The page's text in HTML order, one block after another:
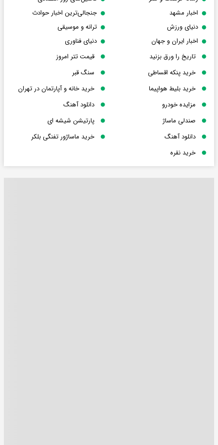
اخبار مشهد
جنجالی‌ترین اخبار حوادث
دنیای ورزش
ترانه و موسیقی
اخبار ایران و جهان
دنیای فناوری
تاریخ را ورق بزنید
قیمت تتر امروز
خرید پنکه اقساطی
سنگ قبر
خرید بلیط هواپیما
خرید خانه و آپارتمان در تهران
مزایده خودرو
دانلود آهنگ
صندلی ماساژ
پارتیشن شیشه ای
دانلود آهنگ
خرید ماساژور تفنگی بلکر
خرید نقره